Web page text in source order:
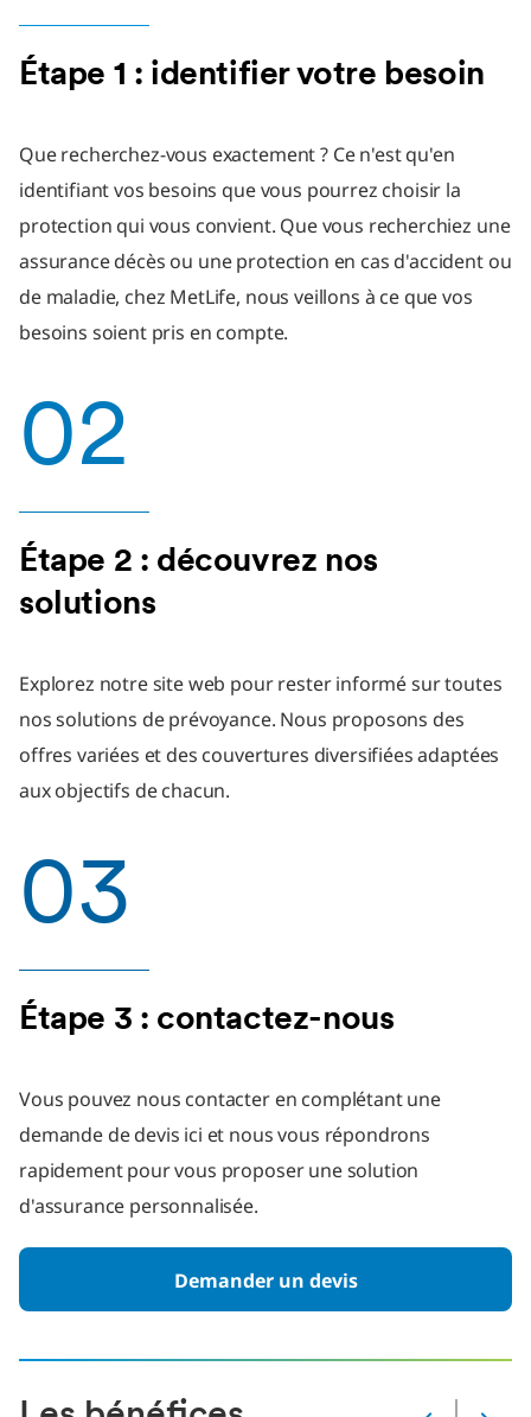
Étape 1 : identifier votre besoin
Que recherchez-vous exactement ? Ce n'est qu'en
identifiant vos besoins que vous pourrez choisir la
protection qui vous convient. Que vous recherchiez une
assurance décès ou une protection en cas d'accident ou
de maladie, chez MetLife, nous veillons à ce que vos
besoins soient pris en compte.
02
Étape 2 : découvrez nos
solutions
Explorez notre site web pour rester informé sur toutes
nos solutions de prévoyance. Nous proposons des
offres variées et des couvertures diversifiées adaptées
aux objectifs de chacun.
03
Étape 3 : contactez-nous
Vous pouvez nous contacter en complétant une
demande de devis ici et nous vous répondrons
rapidement pour vous proposer une solution
d'assurance personnalisée.
Demander un devis